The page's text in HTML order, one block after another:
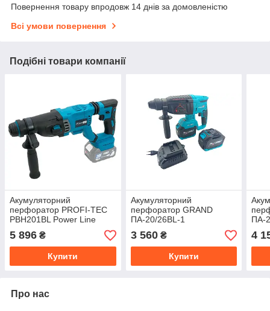
Повернення товару впродовж 14 днів за домовленістю
Всі умови повернення
Подібні товари компанії
Акумуляторний
перфоратор PROFI-TEC
PBH201BL Power Line
(2×PT2040MP)
5 896 ₴
Купити
Акумуляторний
перфоратор GRAND
ПА-20/26BL-1
3 560₴
Купити
ПА-
4
Про нас